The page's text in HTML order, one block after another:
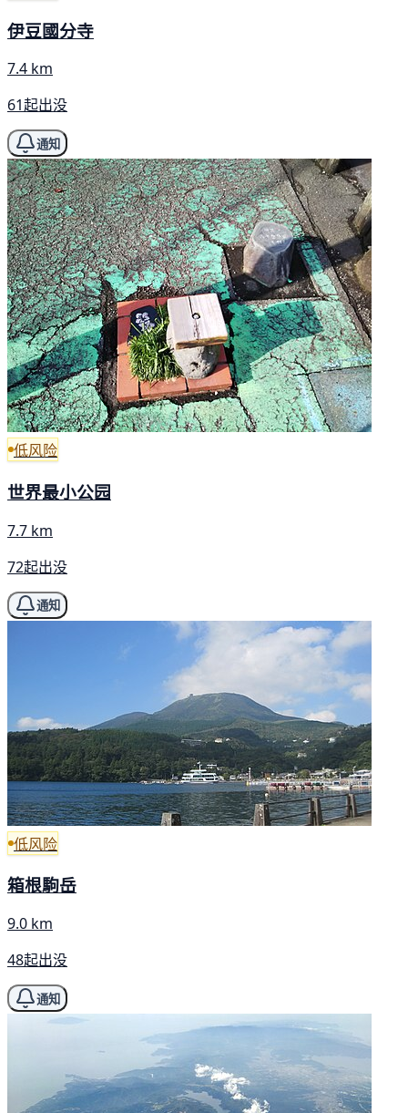
伊豆國分寺
7.4 km
61起出没
通知
低风险
世界最小公园
7.7 km
72起出没
通知
低风险
箱根駒岳
9.0 km
48起出没
通知